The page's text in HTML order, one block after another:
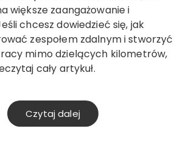
większe zaangażowanie i
chcesz dowiedzieć się, jak
zespołem zdalnym i stworzyć
mimo dzielących kilometrów,
cały artykuł.
Czytaj dalej